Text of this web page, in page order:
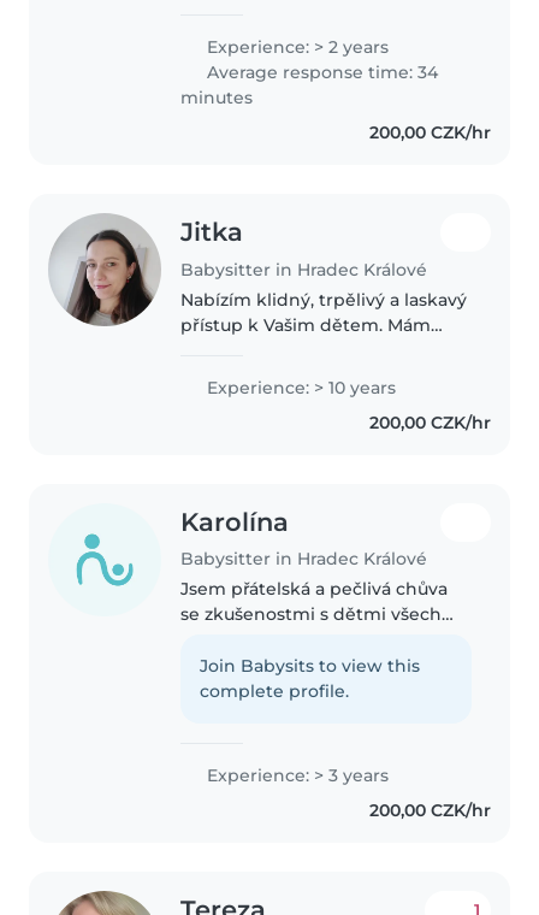
I’m very social, good with kids,
patient and flexible with dates.
Because of my mayor, I’ve..
Experience: > 2 years
Average response time: 34
minutes
200,00 CZK/hr
Jitka
Babysitter in Hradec Králové
Nabízím klidný, trpělivý a laskavý
přístup k Vašim dětem. Mám
na základní škole jako asistentka
pedagoga a také učila..
Experience: > 10 years
200,00 CZK/hr
Karolína
Babysitter in Hradec Králové
Jsem přátelská a pečlivá chůva
se zkušenostmi s dětmi všech
po školáky. Mé koníčky jsou
kreslení, tvoření a hraní si s
Join Babysits to view this
complete profile.
Experience: > 3 years
200,00 CZK/hr
1